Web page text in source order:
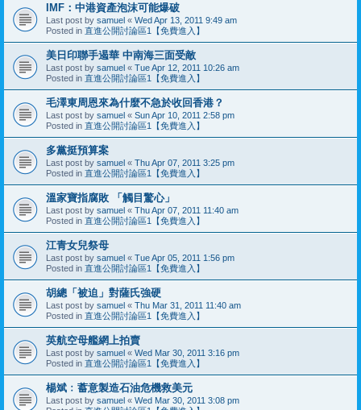
IMF：中港資產泡沫可能爆破
Last post by samuel « Wed Apr 13, 2011 9:49 am
Posted in 直進公開討論區1【免費進入】
美日印聯手遏華 中南海三面受敵
Last post by samuel « Tue Apr 12, 2011 10:26 am
Posted in 直進公開討論區1【免費進入】
毛澤東周恩來為什麼不急於收回香港？
Last post by samuel « Sun Apr 10, 2011 2:58 pm
Posted in 直進公開討論區1【免費進入】
多黨挺預算案
Last post by samuel « Thu Apr 07, 2011 3:25 pm
Posted in 直進公開討論區1【免費進入】
溫家寶指腐敗 「觸目驚心」
Last post by samuel « Thu Apr 07, 2011 11:40 am
Posted in 直進公開討論區1【免費進入】
江青女兒祭母
Last post by samuel « Tue Apr 05, 2011 1:56 pm
Posted in 直進公開討論區1【免費進入】
胡總「被迫」對薩氏強硬
Last post by samuel « Thu Mar 31, 2011 11:40 am
Posted in 直進公開討論區1【免費進入】
英航空母艦網上拍賣
Last post by samuel « Wed Mar 30, 2011 3:16 pm
Posted in 直進公開討論區1【免費進入】
楊斌﹕蓄意製造石油危機救美元
Last post by samuel « Wed Mar 30, 2011 3:08 pm